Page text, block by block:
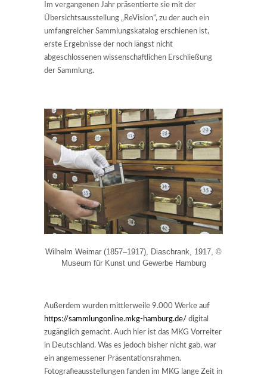
Im vergangenen Jahr präsentierte sie mit der
Übersichtsausstellung „ReVision“, zu der auch ein
umfangreicher Sammlungskatalog erschienen ist,
erste Ergebnisse der noch längst nicht
abgeschlossenen wissenschaftlichen Erschließung
der Sammlung.
Wilhelm Weimar (1857–1917), Diaschrank, 1917, ©
Museum für Kunst und Gewerbe Hamburg
Außerdem wurden mittlerweile 9.000 Werke auf
https://sammlungonline.mkg-hamburg.de/ digital
zugänglich gemacht. Auch hier ist das MKG Vorreiter
in Deutschland. Was es jedoch bisher nicht gab, war
ein angemessener Präsentationsrahmen.
Fotografieausstellungen fanden im MKG lange Zeit in